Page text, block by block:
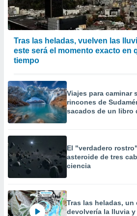
Tras las heladas, vuelven las
este será el momento exacto en
tiempo
Viajes para caminar
rincones de
sacados de un libro
El "verdadero
asteroide de tres
ciencia
Tras las heladas,
devolvería la lluvia